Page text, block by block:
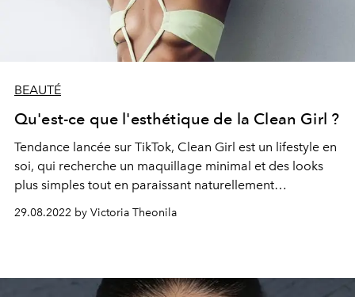
BEAUTÉ
Qu'est-ce que l'esthétique de la Clean Girl ?
Tendance lancée sur TikTok, Clean Girl est un lifestyle en
soi, qui recherche un maquillage minimal et des looks
plus simples tout en paraissant naturellement
29.08.2022 by Victoria Theonila